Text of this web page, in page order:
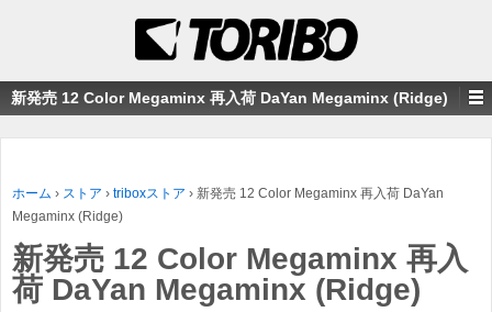
新発売 12 Color Megaminx 再入荷 DaYan Megaminx (Ridge)
ホーム › ストア › triboxストア › 新発売 12 Color Megaminx 再入荷 DaYan
Megaminx (Ridge)
新発売 12 Color Megaminx 再入
荷 DaYan Megaminx (Ridge)